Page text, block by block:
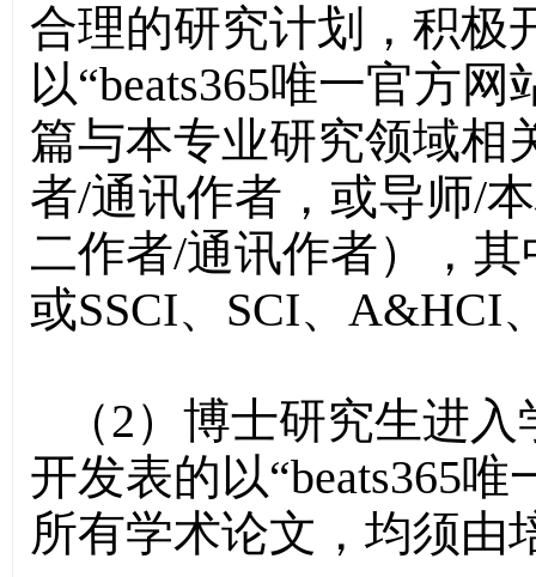
合理的研究计划，积极
以“beats365唯一官方
篇与本专业研究领域相
者/通讯作者，或导师/
二作者/通讯作者），
或SSCI、SCI、A&HCI
（2）博士研究生进
开发表的以“beats365
所有学术论文，均须由